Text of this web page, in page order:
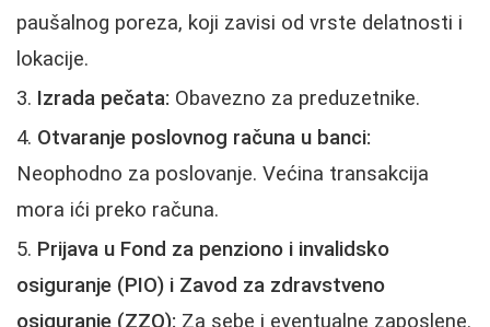
paušalnog poreza, koji zavisi od vrste delatnosti i
lokacije.
Izrada pečata: Obavezno za preduzetnike.
Otvaranje poslovnog računa u banci:
Neophodno za poslovanje. Većina transakcija
mora ići preko računa.
Prijava u Fond za penziono i invalidsko
osiguranje (PIO) i Zavod za zdravstveno
osiguranje (ZZO): Za sebe i eventualne zaposlene.